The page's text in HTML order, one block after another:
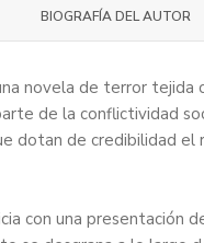
BIOGRAFÍA DEL AUTOR
novela de terror tejida
de la conflictividad
dotan de credibilidad el
con una presentación